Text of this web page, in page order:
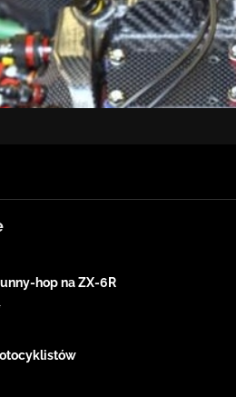
hop na ZX-6R